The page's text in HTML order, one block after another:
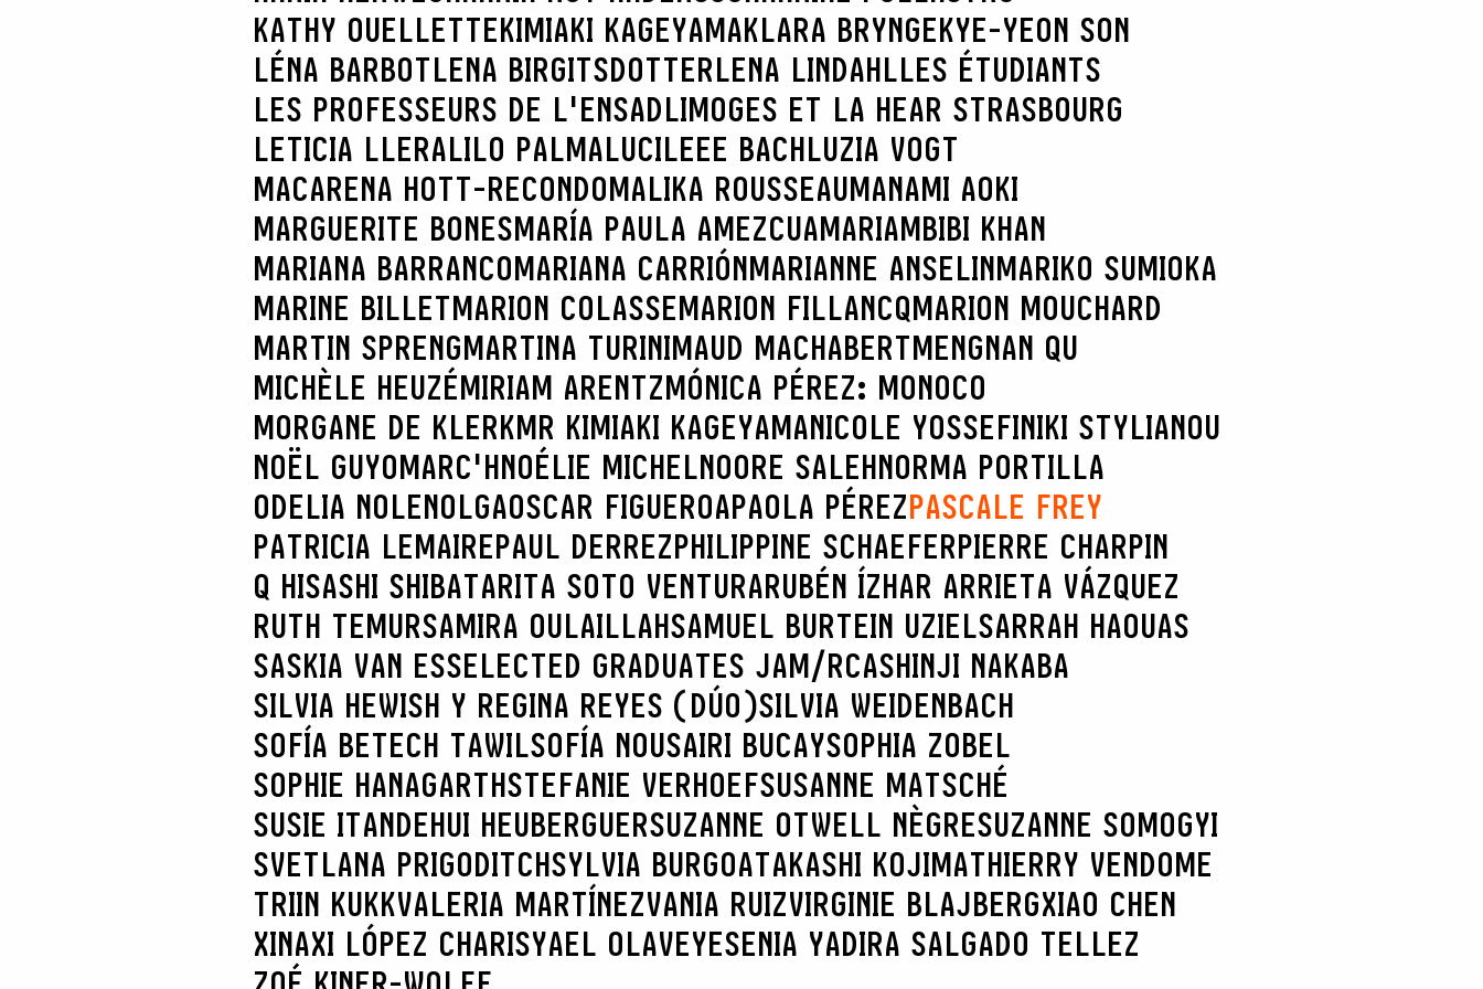
KATHY OUELLETTEKIMIAKI KAGEYAMAKLARA BRYNGEKYE-YEON SON
LÉNA BARBOTLENA BIRGITSDOTTERLENA LINDAHLLES ÉTUDIANTS
LES PROFESSEURS DE L'ENSADLIMOGES ET LA HEAR STRASBOURG
LETICIA LLERALILO PALMALUCILEEE BACHLUZIA VOGT
MACARENA HOTT-RECONDOMALIKA ROUSSEAUMANAMI AOKI
MARGUERITE BONESMARÍA PAULA AMEZCUAMARIAMBIBI KHAN
MARIANA BARRANCOMARIANA CARRIÓNMARIANNE ANSELINMARIKO SUMIOKA
MARINE BILLETMARION COLASSEMARION FILLANCQMARION MOUCHARD
MARTIN SPRENGMARTINA TURINIMAUD MACHABERTMENGNAN QU
MICHÈLE HEUZÉMIRIAM ARENTZMÓNICA PÉREZ: MONOCO
MORGANE DE KLERKMR KIMIAKI KAGEYAMANICOLE YOSSEFINIKI STYLIANOU
NOËL GUYOMARC'HNOÉLIE MICHELNOORE SALEHNORMA PORTILLA
ODELIA NOLENOLGAOSCAR FIGUEROAPAOLA PÉREZPASCALE FREY
PATRICIA LEMAIREPAUL DERREZPHILIPPINE SCHAEFERPIERRE CHARPIN
Q HISASHI SHIBATARITA SOTO VENTURARUBÉN ÍZHAR ARRIETA VÁZQUEZ
RUTH TEMURSAMIRA OULAILLAHSAMUEL BURTEIN UZIELSARRAH HAOUAS
SASKIA VAN ESSELECTED GRADUATES JAM/RCASHINJI NAKABA
SILVIA HEWISH Y REGINA REYES (DÚO)SILVIA WEIDENBACH
SOFÍA BETECH TAWILSOFÍA NOUSAIRI BUCAYSOPHIA ZOBEL
SOPHIE HANAGARTHSTEFANIE VERHOEFSUSANNE MATSCHÉ
SUSIE ITANDEHUI HEUBERGUERSUZANNE OTWELL NÈGRESUZANNE SOMOGYI
SVETLANA PRIGODITCHSYLVIA BURGOATAKASHI KOJIMATHIERRY VENDOME
TRIIN KUKKVALERIA MARTÍNEZVANIA RUIZVIRGINIE BLAJBERGXIAO CHEN
XINAXI LÓPEZ CHARISYAEL OLAVEYESENIA YADIRA SALGADO TELLEZ